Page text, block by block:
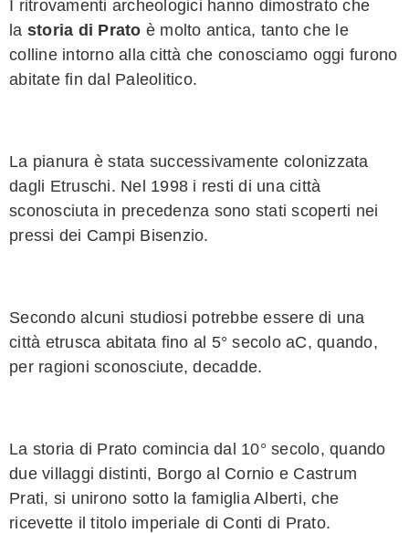
I ritrovamenti archeologici hanno dimostrato che
la storia di Prato è molto antica, tanto che le
colline intorno alla città che conosciamo oggi furono
abitate fin dal Paleolitico.
La pianura è stata successivamente colonizzata
dagli Etruschi. Nel 1998 i resti di una città
sconosciuta in precedenza sono stati scoperti nei
pressi dei Campi Bisenzio.
Secondo alcuni studiosi potrebbe essere di una
città etrusca abitata fino al 5° secolo aC, quando,
per ragioni sconosciute, decadde.
La storia di Prato comincia dal 10° secolo, quando
due villaggi distinti, Borgo al Cornio e Castrum
Prati, si unirono sotto la famiglia Alberti, che
ricevette il titolo imperiale di Conti di Prato.